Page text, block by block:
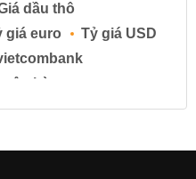
dầu thô
giá euro
Tỷ giá USD
hàng
tiền gửi